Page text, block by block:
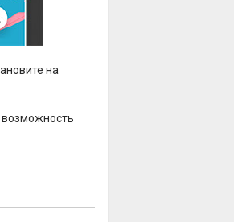
на
возможность